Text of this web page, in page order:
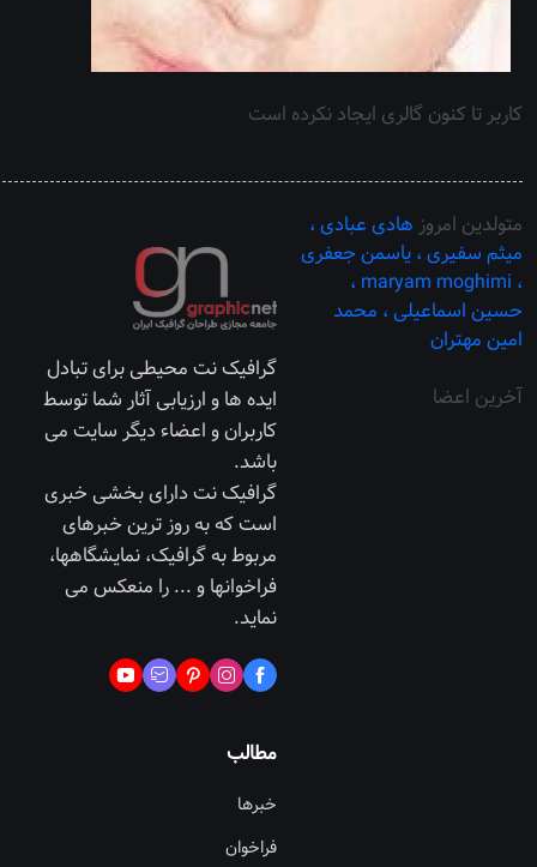
کاربر تا کنون گالری ایجاد نکرده است
متولدین امروز هادی عبادی ،
میثم سفیری ،یاسمن جعفری
، maryam moghimi ،
حسین اسماعیلی ، محمد
امین مهتران
آخرین اعضا
گرافیک نت محیطی برای تبادل
ایده ها و ارزیابی آثار شما توسط
کاربران و اعضاء دیگر سایت می
باشد.
گرافیک نت دارای بخشی خبری
است که به روز ترین خبرهای
مربوط به گرافیک، نمایشگاهها،
فراخوانها و ... را منعکس می
نماید.
مطالب
خبرها
فراخوان